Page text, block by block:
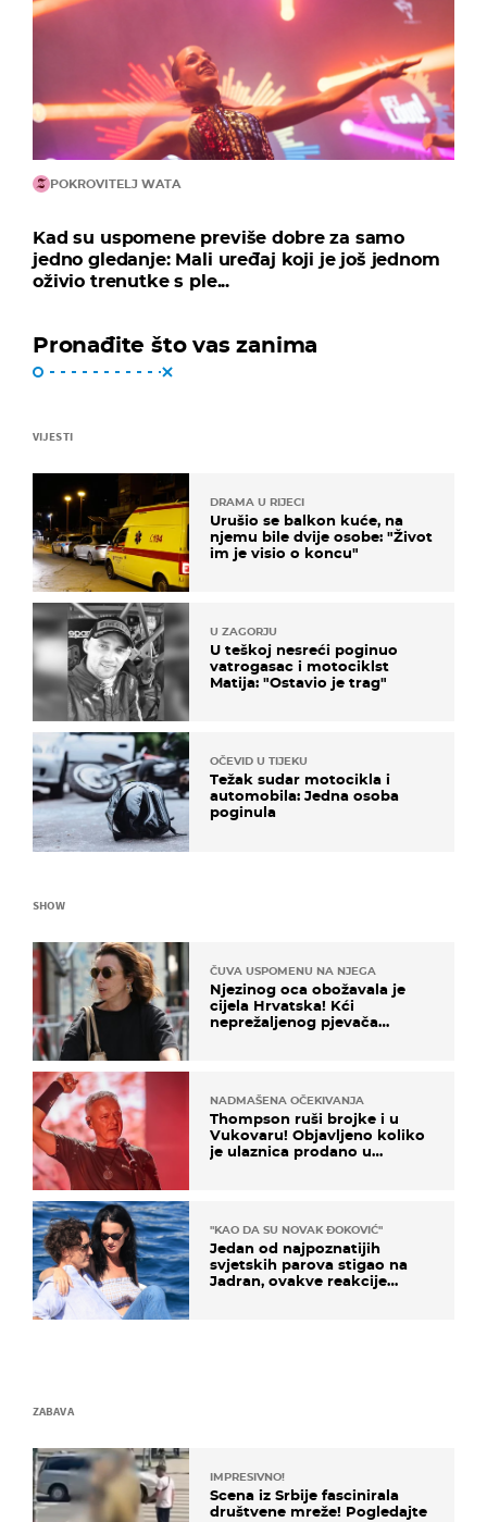
POKROVITELJ WATA
Kad su uspomene previše dobre za samo
jedno gledanje: Mali uređaj koji je još jednom
oživio trenutke s ple...
Pronađite što vas zanima
VIJESTI
DRAMA U RIJECI
Urušio se balkon kuće, na
njemu bile dvije osobe: "Život
im je visio o koncu"
U ZAGORJU
U teškoj nesreći poginuo
vatrogasac i motociklst
Matija: "Ostavio je trag"
OČEVID U TIJEKU
Težak sudar motocikla i
automobila: Jedna osoba
poginula
SHOW
ČUVA USPOMENU NA NJEGA
Njezinog oca obožavala je
cijela Hrvatska! Kći
neprežaljenog pjevača
NADMAŠENA OČEKIVANJA
Thompson ruši brojke i u
Vukovaru! Objavljeno koliko
je ulaznica prodano u
"KAO DA SU NOVAK ĐOKOVIĆ"
Jedan od najpoznatijih
svjetskih parova stigao na
Jadran, ovakve reakcije
ZABAVA
IMPRESIVNO!
Scena iz Srbije fascinirala
društvene mreže! Pogledajte